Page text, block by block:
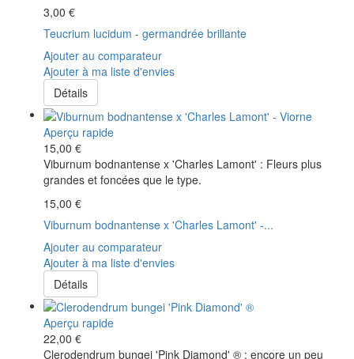
3,00 €
Teucrium lucidum - germandrée brillante
Ajouter au comparateur
Ajouter à ma liste d'envies
Détails
Aperçu rapide
15,00 €
Viburnum bodnantense x 'Charles Lamont' : Fleurs plus
grandes et foncées que le type.
15,00 €
Viburnum bodnantense x 'Charles Lamont' -...
Ajouter au comparateur
Ajouter à ma liste d'envies
Détails
Aperçu rapide
22,00 €
Clerodendrum bungei 'Pink Diamond' ® : encore un peu